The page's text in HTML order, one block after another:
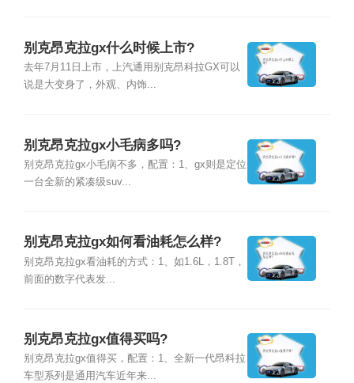
别克昂克拉gx什么时候上市?
去年7月11日上市，上汽通用别克昂科拉GX可以
说是大变身了，外观、内饰...
别克昂克拉gx小毛病多吗?
别克昂克拉gx小毛病不多，配置：1、gx则是定位
一台全新的紧凑级suv...
别克昂克拉gx如何看油耗怎么样?
别克昂克拉gx看油耗的方式：1、如1.6L，1.8T，
前面的数字代表发...
别克昂克拉gx值得买吗?
别克昂克拉gx值得买，配置：1、全新一代昂科拉
车型系列是通用汽车近年来...